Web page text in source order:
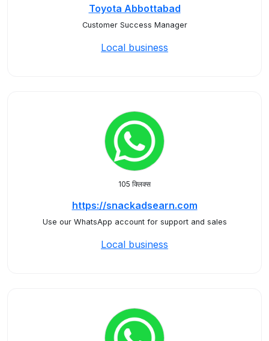
Toyota Abbottabad
Customer Success Manager
Local business
105 क्लिक्स
https://snackadsearn.com
Use our WhatsApp account for support and sales
Local business